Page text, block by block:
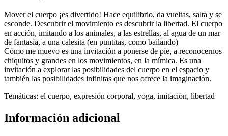
Mover el cuerpo ¡es divertido! Hace equilibrio, da vueltas, salta y se
esconde. Descubrir el movimiento es descubrir la libertad. El cuerpo
en acción, imitando a los animales, a las estrellas, al agua de un mar
de fantasía, a una calesita (en puntitas, como bailando)
Cómo me muevo es una invitación a ponerse de pie, a reconocernos
chiquitos y grandes en los movimientos, en la mímica. Es una
invitación a explorar las posibilidades del cuerpo en el espacio y
también las posibilidades infinitas que nos ofrece la imaginación.
Temáticas: el cuerpo, expresión corporal, yoga, imitación, libertad
Información adicional